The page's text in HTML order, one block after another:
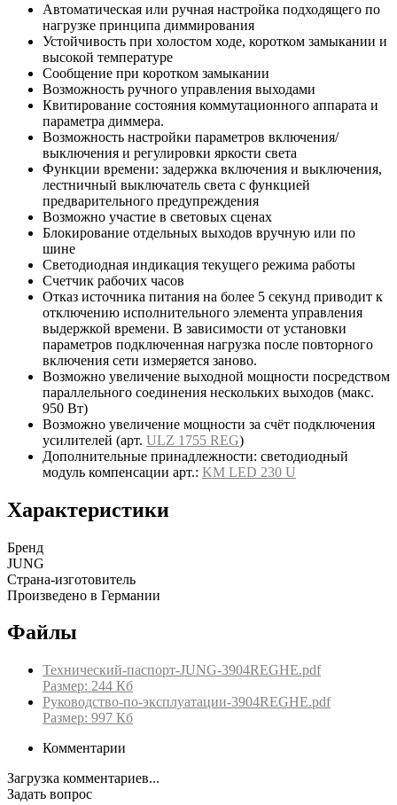
Автоматическая или ручная настройка подходящего по
нагрузке принципа диммирования
Устойчивость при холостом ходе, коротком замыкании и
высокой температуре
Сообщение при коротком замыкании
Возможность ручного управления выходами
Квитирование состояния коммутационного аппарата и
параметра диммера.
Возможность настройки параметров включения/
выключения и регулировки яркости света
Функции времени: задержка включения и выключения,
лестничный выключатель света с функцией
предварительного предупреждения
Возможно участие в световых сценах
Блокирование отдельных выходов вручную или по
шине
Светодиодная индикация текущего режима работы
Счетчик рабочих часов
Отказ источника питания на более 5 секунд приводит к
отключению исполнительного элемента управления
выдержкой времени. В зависимости от установки
параметров подключенная нагрузка после повторного
включения сети измеряется заново.
Возможно увеличение выходной мощности посредством
параллельного соединения нескольких выходов (макс.
950 Вт)
Возможно увеличение мощности за счёт подключения
усилителей (арт. ULZ 1755 REG)
Дополнительные принадлежности: светодиодный
модуль компенсации арт.: KM LED 230 U
Характеристики
Бренд
JUNG
Страна-изготовитель
Произведено в Германии
Файлы
Технический-паспорт-JUNG-3904REGHE.pdf
Размер: 244 Кб
Руководство-по-эксплуатации-3904REGHE.pdf
Размер: 997 Кб
Комментарии
Загрузка комментариев...
Задать вопрос